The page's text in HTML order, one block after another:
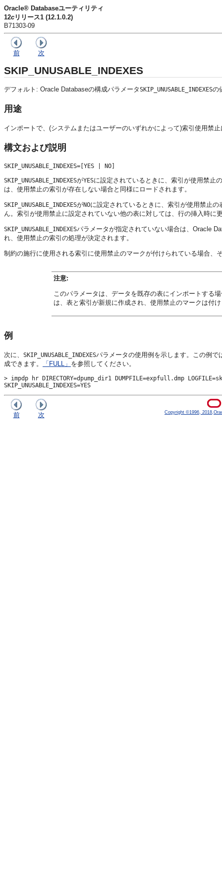
Oracle® Databaseユーティリティ
12c リリース1 (12.1.0.2)
B71303-09
前 次
SKIP_UNUSABLE_INDEXES
デフォルト: Oracle Databaseの構成パラメータSKIP_UNUSABLE_INDEXESの
用途
インポートで、(システムまたはユーザーのいずれかによって)索引使用禁
構文および説明
SKIP_UNUSABLE_INDEXESがYESに設定されているときに、索引が使用禁止
は、使用禁止の索引が存在しない場合と同様にロードされます。
SKIP_UNUSABLE_INDEXESがNOに設定されているときに、索引が使用禁止
ん。索引が使用禁止に設定されていない他の表に対しては、行の挿入時に
SKIP_UNUSABLE_INDEXESパラメータが指定されていない場合は、Oracle
れ、使用禁止の索引の処理が決定されます。
制約の施行に使用される索引に使用禁止のマークが付けられている場合、
注意:
このパラメータは、データを既存の表にインポートする
は、表と索引が新規に作成され、使用禁止のマークは付
例
次に、 SKIP_UNUSABLE_INDEXESパラメータの使用例を示します。この例で
成できます。
「FULL」 を参照してください。
> impdp hr DIRECTORY=dpump_dir1 DUMPFILE=expfull.dmp
SKIP_UNUSABLE_INDEXES=YES
前 次 Copyright ©1996,